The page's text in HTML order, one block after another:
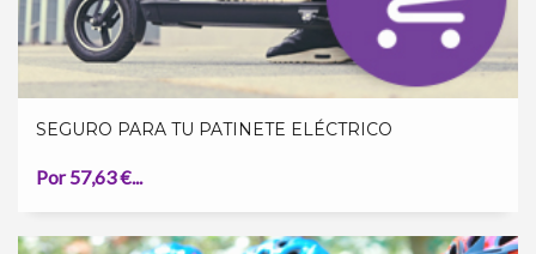
SEGURO PARA TU PATINETE ELÉCTRICO
Por 57,63 €...